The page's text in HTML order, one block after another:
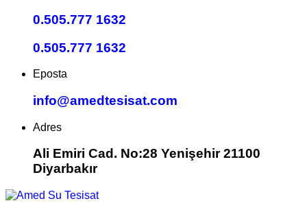
0.505.777 1632
0.505.777 1632
Eposta
info@amedtesisat.com
Adres
Ali Emiri Cad. No:28 Yenişehir 21100
Diyarbakır